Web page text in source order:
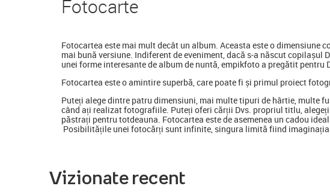
Fotocarte
Fotocartea este mai mult decât un album. Aceasta este o dimensiune
mai bună versiune. Indiferent de eveniment, dacă s-a născut
unei forme interesante de album de nuntă, empikfoto a pregătit pentru
Fotocartea este o amintire superbă, care poate fi și primul proiect
Puteți alege dintre patru dimensiuni, mai multe tipuri de hârtie, multe
când ați realizat fotografiile. Puteți oferi cărții Dvs. propriul titlu,
păstrați pentru totdeauna. Fotocartea este de asemenea un cadou
Posibilitățile unei fotocărți sunt infinite, singura limită fiind imaginația
Vizionate recent